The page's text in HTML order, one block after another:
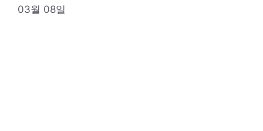
03월 08일